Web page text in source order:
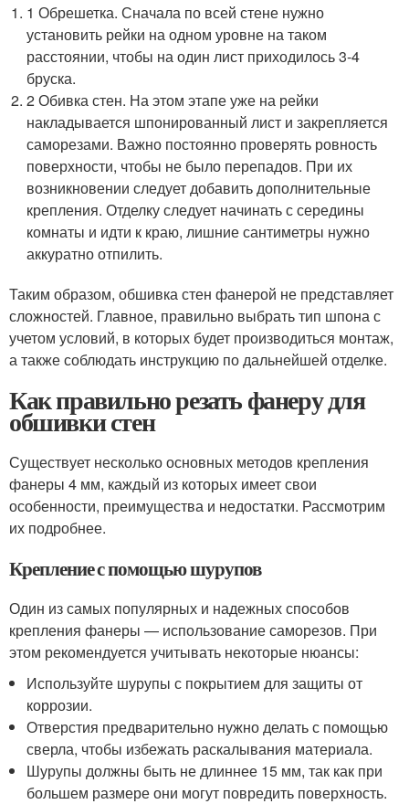
1 Обрешетка. Сначала по всей стене нужно
установить рейки на одном уровне на таком
расстоянии, чтобы на один лист приходилось 3-4
бруска.
2 Обивка стен. На этом этапе уже на рейки
накладывается шпонированный лист и закрепляется
саморезами. Важно постоянно проверять ровность
поверхности, чтобы не было перепадов. При их
возникновении следует добавить дополнительные
крепления. Отделку следует начинать с середины
комнаты и идти к краю, лишние сантиметры нужно
аккуратно отпилить.
Таким образом, обшивка стен фанерой не представляет
сложностей. Главное, правильно выбрать тип шпона с
учетом условий, в которых будет производиться монтаж,
а также соблюдать инструкцию по дальнейшей отделке.
Как правильно резать фанеру для
обшивки стен
Существует несколько основных методов крепления
фанеры 4 мм, каждый из которых имеет свои
особенности, преимущества и недостатки. Рассмотрим
их подробнее.
Крепление с помощью шурупов
Один из самых популярных и надежных способов
крепления фанеры — использование саморезов. При
этом рекомендуется учитывать некоторые нюансы:
Используйте шурупы с покрытием для защиты от
коррозии.
Отверстия предварительно нужно делать с помощью
сверла, чтобы избежать раскалывания материала.
Шурупы должны быть не длиннее 15 мм, так как при
большем размере они могут повредить поверхность.